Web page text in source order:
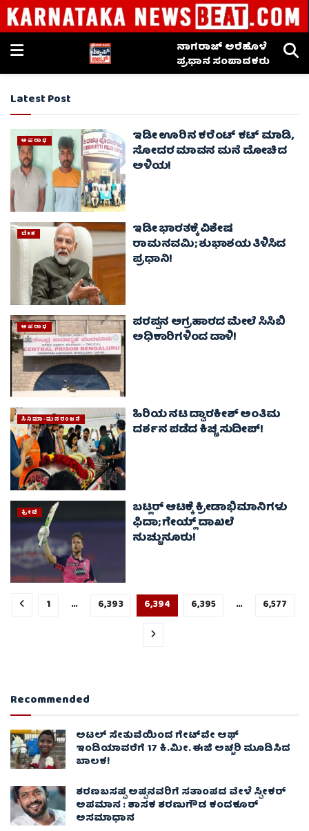
ನಾಗರಾಜ್ ಅರೆಹೊಳೆ
ಪ್ರಧಾನ ಸಂಪಾದಕರು
Latest Post
ಅಪರಾಧ ಇಡೀ ಊರಿನ ಕರೆಂಟ್ ಕಟ್ ಮಾಡಿ,
ಸೋದರ ಮಾವನ ಮನೆ ದೋಚಿದ
ಅಳಿಯ!
ದೇಶ ಇಡೀ ಭಾರತಕ್ಕೆ ವಿಶೇಷ
ರಾಮನವಮಿ; ಶುಭಾಶಯ ತಿಳಿಸಿದ
ಪ್ರಧಾನಿ!
ಅಪರಾಧ ಪರಪ್ಪನ ಅಗ್ರಹಾರದ ಮೇಲೆ ಸಿಸಿಬಿ
ಅಧಿಕಾರಿಗಳಿಂದ ದಾಳಿ!
ಸಿನಿಮಾ-ಮನರಂಜನೆ ಹಿರಿಯ ನಟ ದ್ವಾರಕೀಶ್ ಅಂತಿಮ
ದರ್ಶನ ಪಡೆದ ಕಿಚ್ಚ ಸುದೀಪ್!
ಕ್ರೀಡೆ ಬಟ್ಲರ್ ಆಟಕ್ಕೆ ಕ್ರೀಡಾಭಿಮಾನಿಗಳು
ಫಿದಾ; ಗೇಯ್ಲ್ ದಾಖಲೆ
ನುಚ್ಚುನೂರು!
1 … 6,393 6,394 6,395 … 6,577
Recommended
ಅಟಲ್ ಸೇತುವೆಯಿಂದ ಗೇಟ್‌ವೇ ಆಫ್
ಇಂಡಿಯಾವರೆಗೆ 17 ಕಿ.ಮೀ. ಈಜಿ ಅಚ್ಚರಿ ಮೂಡಿಸಿದ
ಬಾಲಕ!
ಶರಣಬಸಪ್ಪ ಅಪ್ಪನವರಿಗೆ ಸತಾಂಪದ ವೇಳೆ ಸ್ಪೀಕರ್
ಅಪಮಾನ : ಶಾಸಕ ಶರಣುಗೌಡ ಕಂದಕೂರ್
ಅಸಮಾಧಾನ